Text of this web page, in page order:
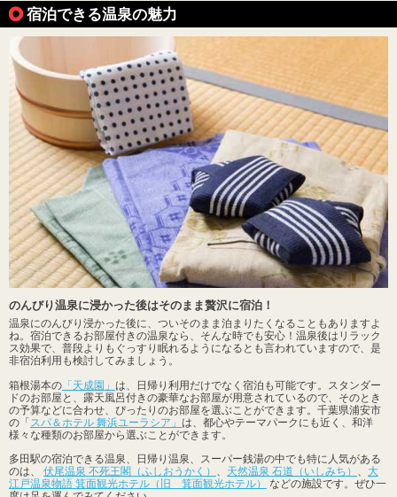
宿泊できる温泉の魅力
のんびり温泉に浸かった後はそのまま贅沢に宿泊！
温泉にのんびり浸かった後に、ついそのまま泊まりたくなることもありますよ
ね。宿泊できるお部屋付きの温泉なら、そんな時でも安心！温泉後はリラック
ス効果で、普段よりもぐっすり眠れるようになるとも言われていますので、是
非宿泊利用も検討してみましょう。
箱根湯本の 「天成園」 は、日帰り利用だけでなく宿泊も可能です。スタンダー
ドのお部屋と、露天風呂付きの豪華なお部屋が用意されているので、そのとき
の予算などに合わせ、ぴったりのお部屋を選ぶことができます。千葉県浦安市
の「スパ＆ホテル 舞浜ユーラシア」 は、都心やテーマパークにも近く、和洋
様々な種類のお部屋から選ぶことができます。
多田駅の宿泊できる温泉、日帰り温泉、スーパー銭湯の中でも特に人気がある
のは、 伏尾温泉 不死王閣（ふしおうかく） 、 天然温泉 石道（いしみち） 、 大
江戸温泉物語 箕面観光ホテル（旧 箕面観光ホテル）
などの施設です。ぜひ一